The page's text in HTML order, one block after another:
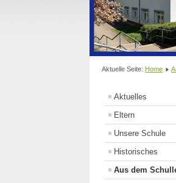
Aktuelle Seite: Home
Aktuelles
Eltern
Unsere Schule
Historisches
Aus dem